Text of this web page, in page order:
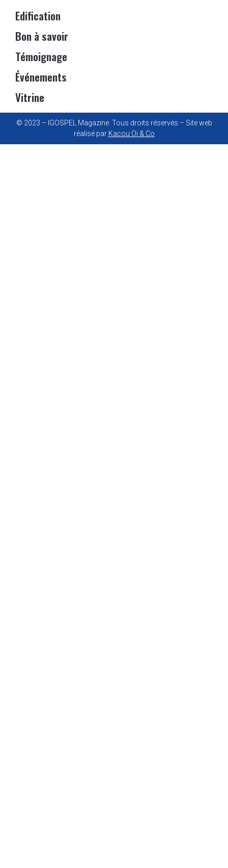
Edification
Bon à savoir
Témoignage
Événements
Vitrine
© 2023 – IGOSPEL Magazine. Tous droits réservés – Site web
réalisé par Kacou Oi & Co